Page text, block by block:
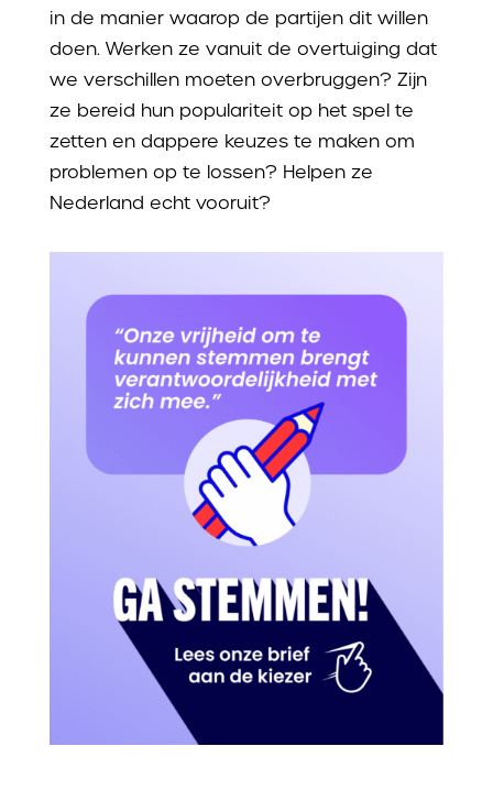
in de manier waarop de partijen dit willen
doen. Werken ze vanuit de overtuiging dat
we verschillen moeten overbruggen? Zijn
ze bereid hun populariteit op het spel te
zetten en dappere keuzes te maken om
problemen op te lossen? Helpen ze
Nederland echt vooruit?